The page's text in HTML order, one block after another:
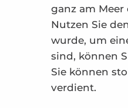
ganz am
Nutzen Sie
wurde, um
sind, können
Sie können
verdient.